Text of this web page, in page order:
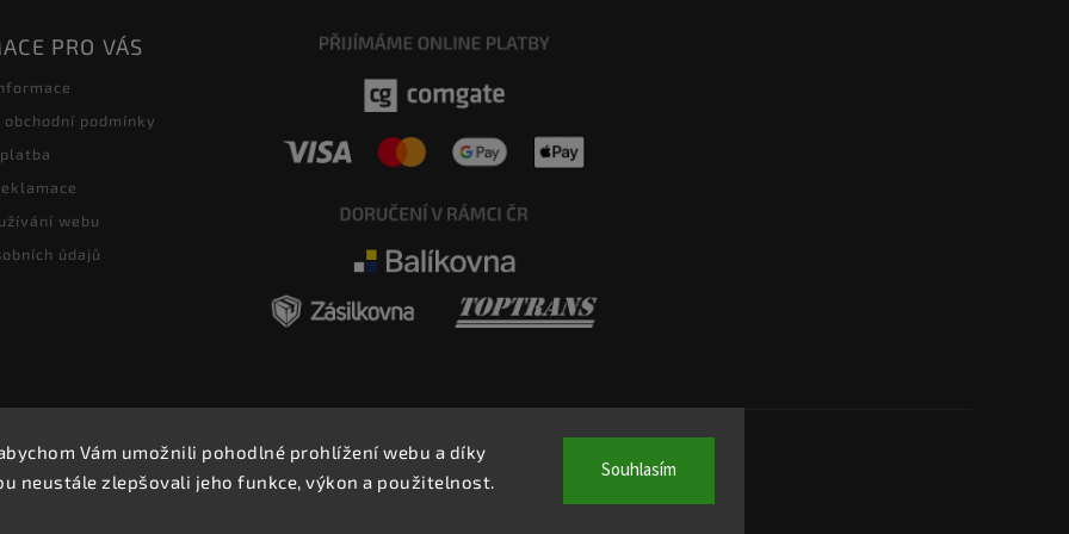
Vám umožnili pohodlné prohlížení webu a díky
neustále zlepšovali jeho funkce, výkon a použitelnost.
Souhlasím
PRO VÁS
obchodní podmínky
webu
údajů
Copyright 2026E-SHOP MILATA. Všechna práva vyhrazena.
Upravit nastavení cookies